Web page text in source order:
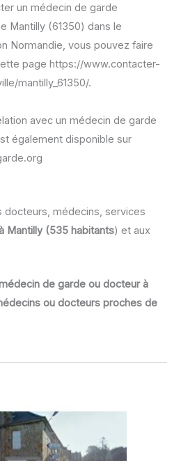
un médecin de garde
Mantilly (61350) dans le
Normandie, vous pouvez faire
page https://www.contacter-
mantilly_61350/.
avec un médecin de garde
également disponible sur
docteurs, médecins, services
Mantilly (535 habitants) et aux
de garde ou docteur à
ou docteurs proches de